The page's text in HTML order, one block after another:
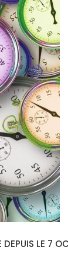
DEPUIS LE 7